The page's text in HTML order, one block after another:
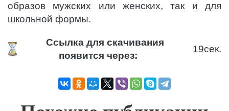
образов мужских или женских, так и для
школьной формы.
Ссылка для скачивания
появится через:
19сек.